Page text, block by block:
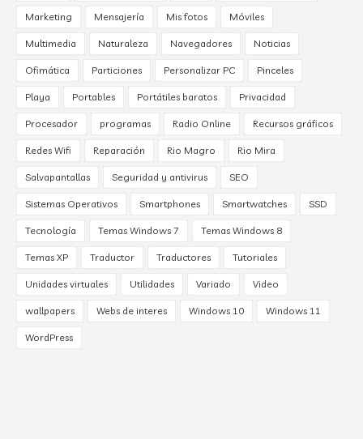
Marketing Mensajería Mis fotos Móviles
Multimedia Naturaleza Navegadores Noticias
Ofimática Particiones Personalizar PC Pinceles
Playa Portables Portátiles baratos Privacidad
Procesador programas Radio Online Recursos gráficos
Redes Wifi Reparación Rio Magro Rio Mira
Salvapantallas Seguridad y antivirus SEO
Sistemas Operativos Smartphones Smartwatches SSD
Tecnología Temas Windows 7 Temas Windows 8
Temas XP Traductor Traductores Tutoriales
Unidades virtuales Utilidades Variado Video
wallpapers Webs de interes Windows 10 Windows 11
WordPress